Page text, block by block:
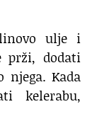
ulje i
prži, dodati
Kada
kelerabu,